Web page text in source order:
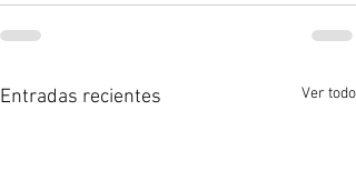
Entradas recientes Ver todo